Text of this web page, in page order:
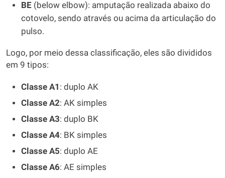
BE (below elbow): amputação realizada abaixo do
cotovelo, sendo através ou acima da articulação do
pulso.
Logo, por meio dessa classificação, eles são divididos
em 9 tipos:
Classe A1 : duplo AK
Classe A2: AK simples
Classe A3: duplo BK
Classe A4: BK simples
Classe A5: duplo AE
Classe A6: AE simples